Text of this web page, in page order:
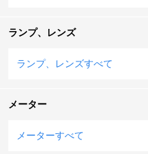
ランプ、レンズ
ランプ、レンズすべて
メーター
メーターすべて